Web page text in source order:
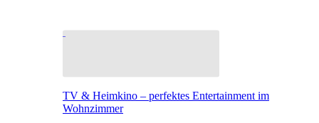
TV & Heimkino – perfektes Entertainment im
Wohnzimmer